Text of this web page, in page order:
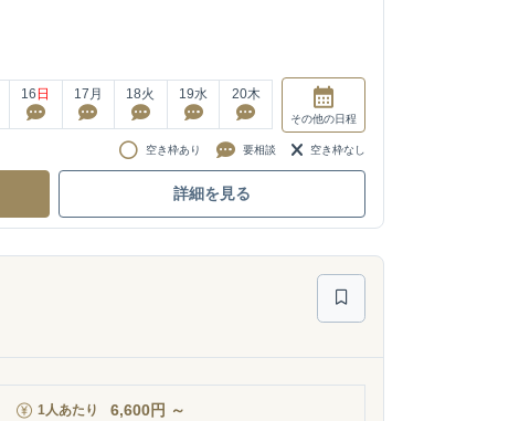
16 日 17 月 18火 19水 20木
その他の日程
空き枠あり 要相談 空き枠なし
詳細を見る
1人あたり 6,600円 ～